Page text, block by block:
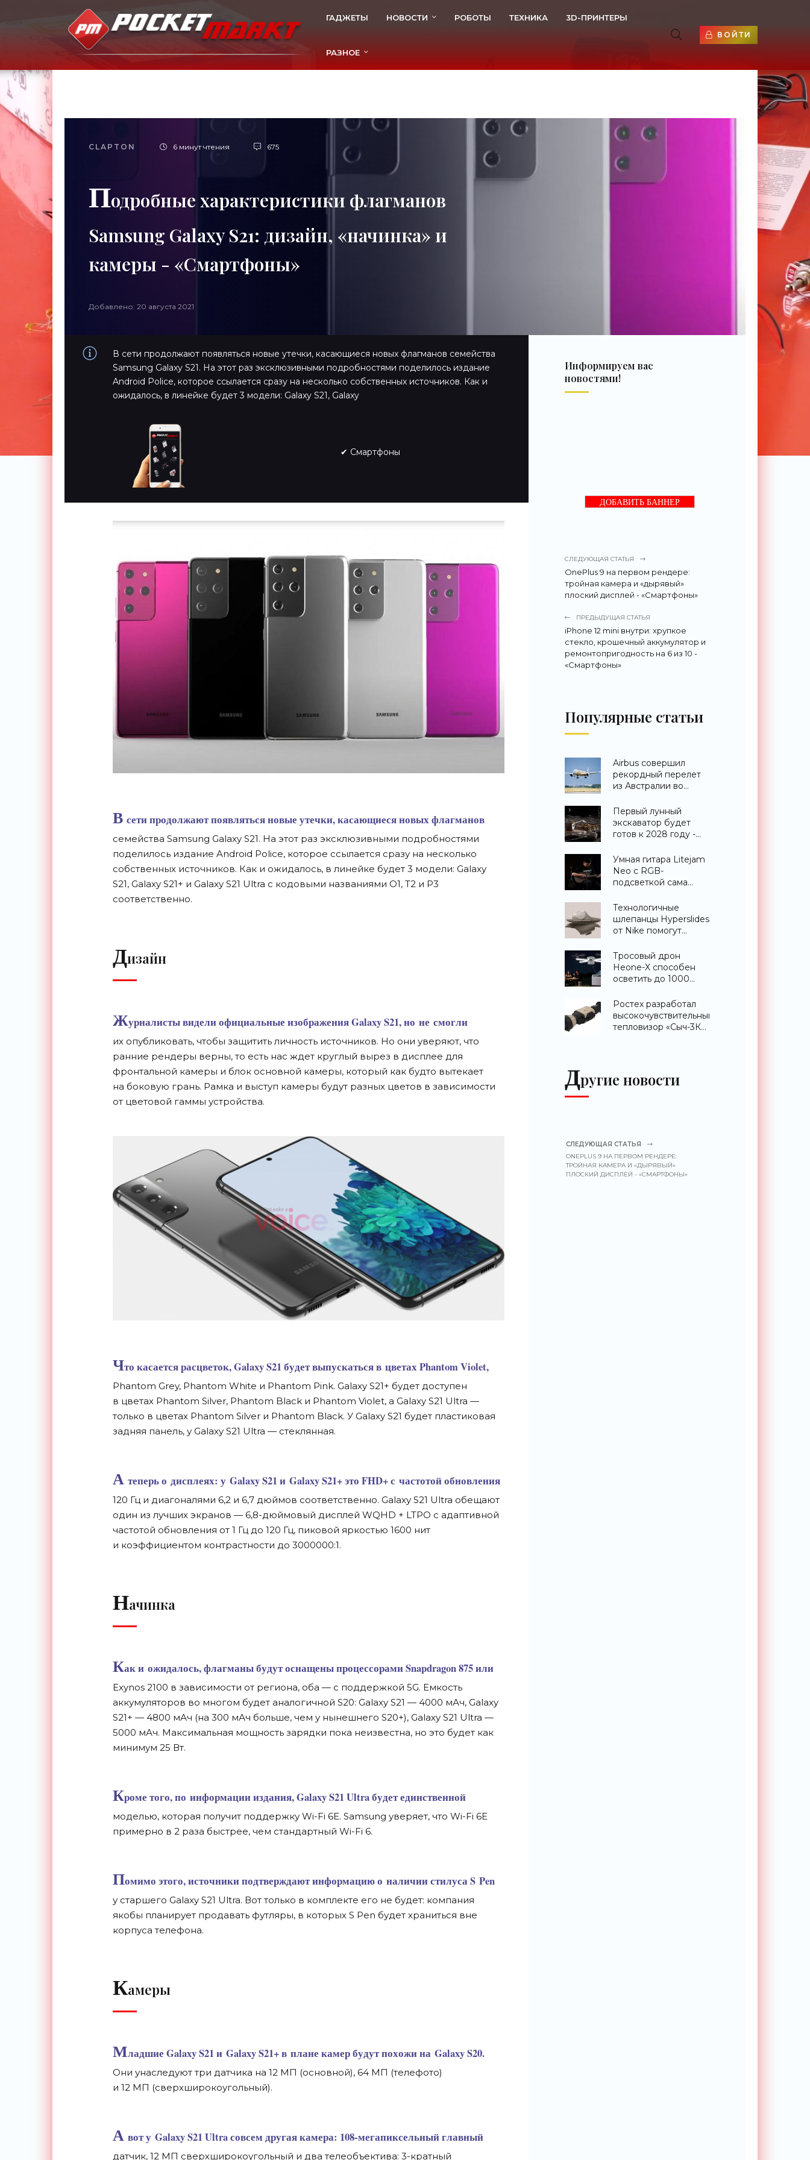
ГАДЖЕТЫ НОВОСТИ РОБОТЫ ТЕХНИКА 3D-ПРИНТЕРЫ
РАЗНОЕ
ВОЙТИ
CLAPTON 6 минут чтения 675
Подробные характеристики флагманов
Samsung Galaxy S21: дизайн, «начинка» и
камеры - «Смартфоны»
Добавлено: 20 августа 2021
В сети продолжают появляться новые утечки, касающиеся новых флагманов семейства
Samsung Galaxy S21. На этот раз эксклюзивными подробностями поделилось издание
Android Police, которое ссылается сразу на несколько собственных источников. Как и
ожидалось, в линейке будет 3 модели: Galaxy S21, Galaxy
✔ Смартфоны
В сети продолжают появляться новые утечки, касающиеся новых флагманов
семейства Samsung Galaxy S21. На этот раз эксклюзивными подробностями
поделилось издание Android Police, которое ссылается сразу на несколько
собственных источников. Как и ожидалось, в линейке будет 3 модели: Galaxy
S21, Galaxy S21+ и Galaxy S21 Ultra с кодовыми названиями O1, T2 и P3
соответственно.
Дизайн
Журналисты видели официальные изображения Galaxy S21, но не смогли
их опубликовать, чтобы защитить личность источников. Но они уверяют, что
ранние рендеры верны, то есть нас ждет круглый вырез в дисплее для
фронтальной камеры и блок основной камеры, который как будто вытекает
на боковую грань. Рамка и выступ камеры будут разных цветов в зависимости
от цветовой гаммы устройства.
Что касается расцветок, Galaxy S21 будет выпускаться в цветах Phantom Violet,
Phantom Grey, Phantom White и Phantom Pink. Galaxy S21+ будет доступен
в цветах Phantom Silver, Phantom Black и Phantom Violet, а Galaxy S21 Ultra —
только в цветах Phantom Silver и Phantom Black. У Galaxy S21 будет пластиковая
задняя панель, у Galaxy S21 Ultra —стеклянная.
А теперь о дисплеях: у Galaxy S21 и Galaxy S21+ это FHD+ с частотой обновления
120 Гц и диагоналями 6,2 и 6,7 дюймов соответственно. Galaxy S21 Ultra обещают
один из лучших экранов —6,8-дюймовый дисплей WQHD + LTPO с адаптивной
частотой обновления от 1 Гц до 120 Гц, пиковой яркостью 1600 нит
и коэффициентом контрастности до 3000000:1.
Начинка
Как и ожидалось, флагманы будут оснащены процессорами Snapdragon 875 или
Exynos 2100 в зависимости от региона, оба —с поддержкой 5G. Емкость
аккумуляторов во многом будет аналогичной S20: Galaxy S21 —4000 мАч, Galaxy
S21+ —4800 мАч (на 300 мАч больше, чем у нынешнего S20+), Galaxy S21 Ultra —
5000 мАч. Максимальная мощность зарядки пока неизвестна, но это будет как
минимум 25 Вт.
Кроме того, по информации издания, Galaxy S21 Ultra будет единственной
моделью, которая получит поддержку Wi-Fi 6E. Samsung уверяет, что Wi-Fi 6E
примерно в 2 раза быстрее, чем стандартный Wi-Fi 6.
Помимо этого, источники подтверждают информацию о наличии стилуса S Pen
у старшего Galaxy S21 Ultra. Вот только в комплекте его не будет: компания
якобы планирует продавать футляры, в которых S Pen будет храниться вне
корпуса телефона.
Камеры
Младшие Galaxy S21 и Galaxy S21+ в плане камер будут похожи на Galaxy S20.
Они унаследуют три датчика на 12 МП (основной), 64 МП (телефото)
и 12 МП (сверхширокоугольный).
А вот у Galaxy S21 Ultra совсем другая камера: 108-мегапиксельныйглавный
датчик, 12 МП сверхширокоугольный и два телеобъектива: 3-кратный
Информируем вас
новостями!
ДОБАВИТЬ БАННЕР
СЛЕДУЮЩАЯ СТАТЬЯ
OnePlus 9 на первом рендере:
тройная камера и «дырявый»
плоский дисплей - «Смартфоны»
ПРЕДЫДУЩАЯ СТАТЬЯ
iPhone 12 mini внутри: хрупкое
стекло, крошечный аккумулятор и
ремонтопригодность на 6 из 10 -
«Смартфоны»
Популярные статьи
Airbus совершил
рекордный перелет
из Австралии во
«Техника»
Первый лунный
экскаватор будет
готов к 2028 году -
Умная гитара Litejam
Neo с RGB-
подсветкой сама
«Гаджеты»
Технологичные
шлепанцы Hyperslides
от Nike помогут
ноги после
тренировки -
«Гаджеты»
Тросовый дрон
Heone-X способен
осветить до 1000
земли -
«Беспилотники»
Ростех разработал
высокочувствительный
тепловизор «Сыч-3К»
Другие новости
СЛЕДУЮЩАЯ СТАТЬЯ
ONEPLUS 9 НА ПЕРВОМ РЕНДЕРЕ:
ТРОЙНАЯ КАМЕРА И «ДЫРЯВЫЙ»
ПЛОСКИЙ ДИСПЛЕЙ - «СМАРТФОНЫ»